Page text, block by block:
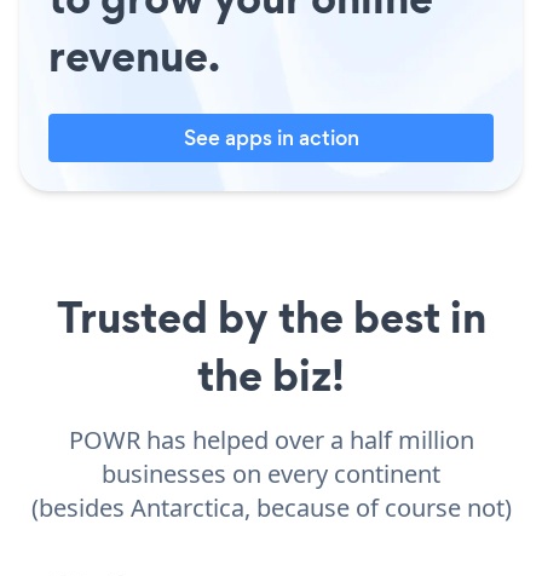
revenue.
See apps in action
Trusted by the best in
the biz!
POWR has helped over a half million
businesses on every continent
(besides Antarctica, because of course not)